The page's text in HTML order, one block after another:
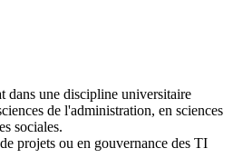
dans une discipline universitaire
de l'administration, en sciences
sociales.
projets ou en gouvernance des TI